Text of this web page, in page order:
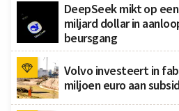
DeepSeek mikt op
miljard dollar in
beursgang
Volvo investeert in
miljoen euro aan